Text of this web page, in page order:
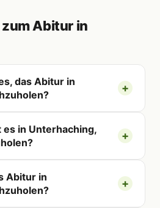
Abitur in
das Abitur in
in Unterhaching,
Abitur in